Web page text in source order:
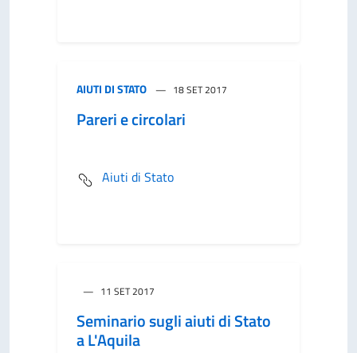
AIUTI DI STATO 18 SET 2017
Pareri e circolari
Aiuti di Stato
11 SET 2017
Seminario sugli aiuti di Stato
a L'Aquila